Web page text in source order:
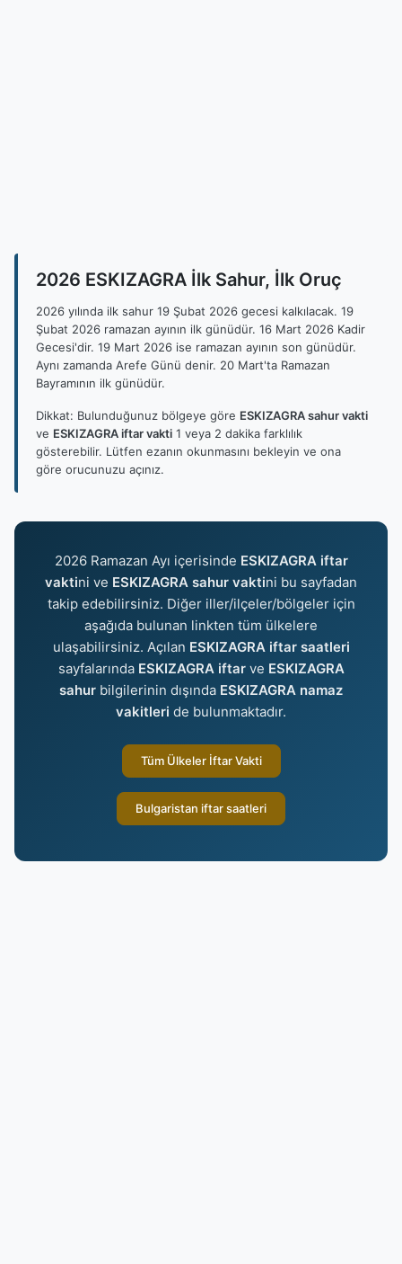
2026 ESKIZAGRA İlk Sahur, İlk Oruç
2026 yılında ilk sahur 19 Şubat 2026 gecesi kalkılacak. 19
Şubat 2026 ramazan ayının ilk günüdür. 16 Mart 2026 Kadir
Gecesi'dir. 19 Mart 2026 ise ramazan ayının son günüdür.
Aynı zamanda Arefe Günü denir. 20 Mart'ta Ramazan
Bayramının ilk günüdür.
Dikkat: Bulunduğunuz bölgeye göre ESKIZAGRA sahur vakti
ve ESKIZAGRA iftar vakti 1 veya 2 dakika farklılık
gösterebilir. Lütfen ezanın okunmasını bekleyin ve ona
göre orucunuzu açınız.
2026 Ramazan Ayı içerisinde ESKIZAGRA iftar
vaktini ve ESKIZAGRA sahur vaktini bu sayfadan
takip edebilirsiniz. Diğer iller/ilçeler/bölgeler için
aşağıda bulunan linkten tüm ülkelere
ulaşabilirsiniz. Açılan ESKIZAGRA iftar saatleri
sayfalarında ESKIZAGRA iftarve ESKIZAGRA
sahur bilgilerinin dışında ESKIZAGRA namaz
vakitleri de bulunmaktadır.
Tüm Ülkeler İftar Vakti
Bulgaristan iftar saatleri